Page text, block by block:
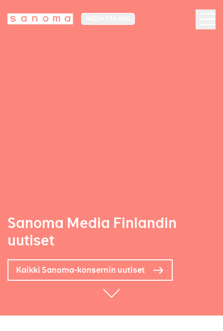
Sanoma Media Finlandin
uutiset
Kaikki Sanoma-konsernin uutiset